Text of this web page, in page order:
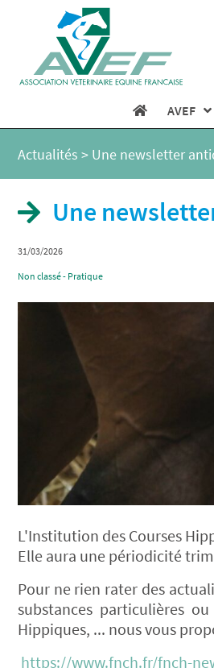
AVEF
Actualités > Une newsletter
Une
31/03/2026
Non classé - Pratique
L'Institution des Courses
Elle aura une périodicité
Pour ne rien rater des
substances particulières
Hippiques, ... nous vous
https://www.fnch.fr/fnch-